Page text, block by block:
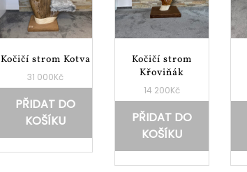
Kočičí strom Kotva
31 000Kč
PŘIDAT DO
KOŠÍKU
Kočičí strom
Křoviňák
14 200Kč
PŘIDAT DO
KOŠÍKU